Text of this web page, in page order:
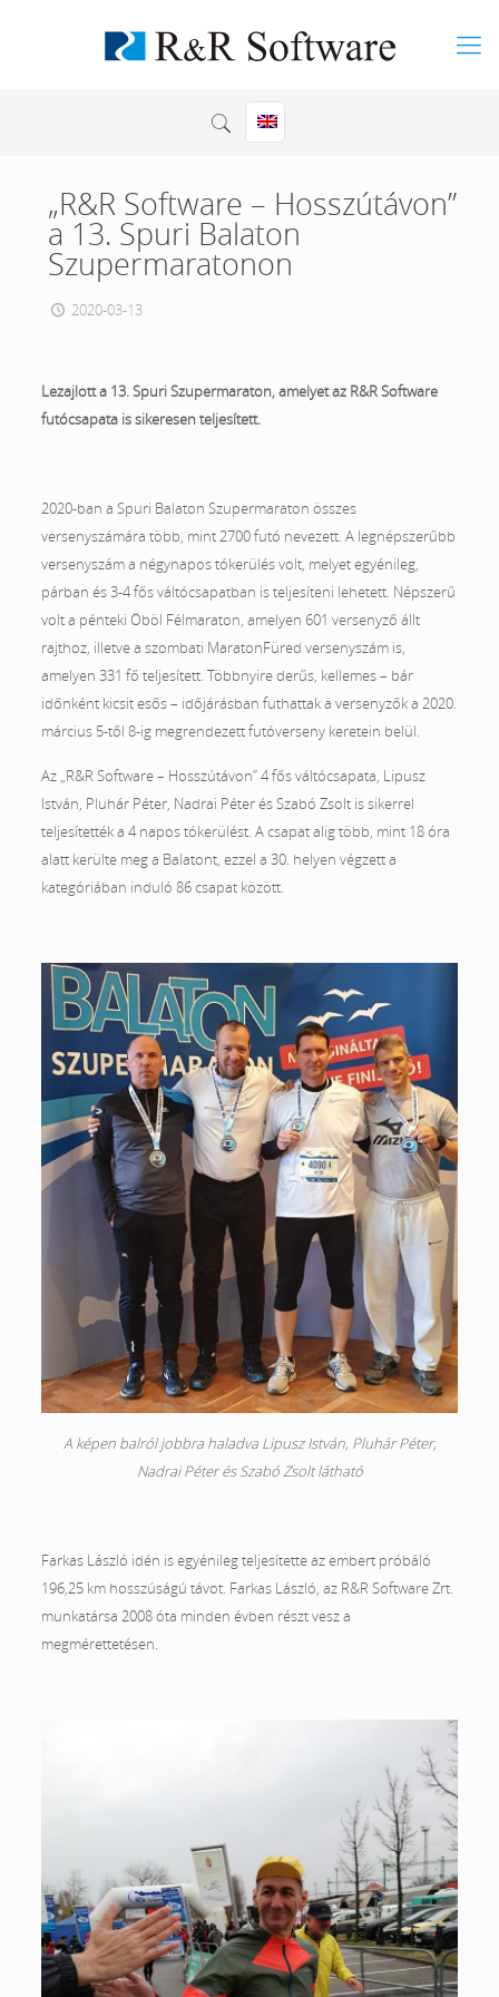
„R&R Software – Hosszútávon”
a 13. Spuri Balaton
Szupermaratonon
2020-03-13
Lezajlott a 13. Spuri Szupermaraton, amelyet az R&R Software
futócsapata is sikeresen teljesített.
2020-ban a Spuri Balaton Szupermaraton összes
versenyszámára több, mint 2700 futó nevezett. A legnépszerűbb
versenyszám a négynapos tókerülés volt, melyet egyénileg,
párban és 3-4 fős váltócsapatban is teljesíteni lehetett. Népszerű
volt a pénteki Öböl Félmaraton, amelyen 601 versenyző állt
rajthoz, illetve a szombati MaratonFüred versenyszám is,
amelyen 331 fő teljesített. Többnyire derűs, kellemes – bár
időnként kicsit esős – időjárásban futhattak a versenyzők a 2020.
március 5-től 8-ig megrendezett futóverseny keretein belül.
Az „R&R Software – Hosszútávon” 4 fős váltócsapata, Lipusz
István, Pluhár Péter, Nadrai Péter és Szabó Zsolt is sikerrel
teljesítették a 4 napos tókerülést. A csapat alig több, mint 18 óra
alatt kerülte meg a Balatont, ezzel a 30. helyen végzett a
kategóriában induló 86 csapat között.
A képen balról jobbra haladva Lipusz István, Pluhár Péter,
Nadrai Péter és Szabó Zsolt látható
Farkas László idén is egyénileg teljesítette az embert próbáló
196,25 km hosszúságú távot. Farkas László, az R&R Software Zrt.
munkatársa 2008 óta minden évben részt vesz a
megmérettetésen.